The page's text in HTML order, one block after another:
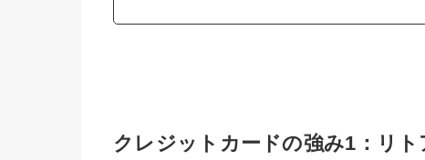
クレジットカードの強み1：リ